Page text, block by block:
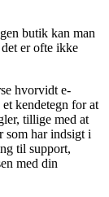
butik kan man
er ofte ikke
hvorvidt e-
kendetegn for at
tillige med at
har indsigt i
til support,
med din